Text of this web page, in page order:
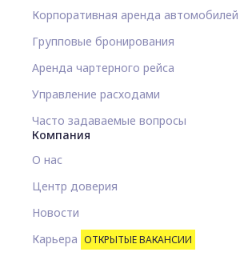
Корпоративная аренда автомобилей
Групповые бронирования
Аренда чартерного рейса
Управление расходами
Часто задаваемые вопросы
Компания
О нас
Центр доверия
Новости
Карьера ОТКРЫТЫЕ ВАКАНСИИ